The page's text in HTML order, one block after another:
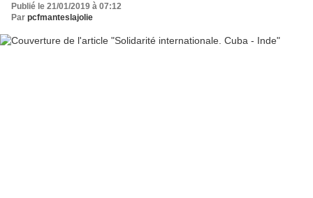
Publié le 21/01/2019 à 07:12
Par pcfmanteslajolie